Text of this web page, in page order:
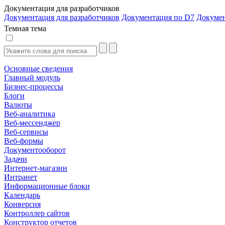
Документация для разработчиков
Документация для разработчиков Документация по D7
Темная тема
Основные сведения
Главный модуль
Бизнес-процессы
Блоги
Валюты
Веб-аналитика
Веб-мессенджер
Веб-сервисы
Веб-формы
Документооборот
Задачи
Интернет-магазин
Интранет
Информационные блоки
Календарь
Конверсия
Контроллер сайтов
Конструктор отчетов